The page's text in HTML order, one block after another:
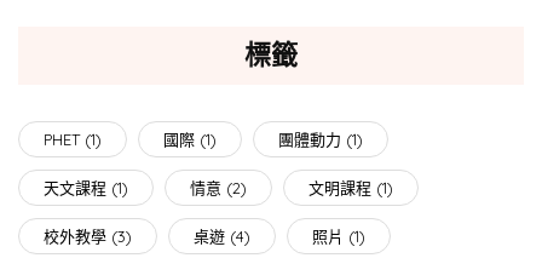
標籤
PHET(1) 國際 (1) 團體動力 (1)
天文課程 (1) 情意 (2) 文明課程 (1)
校外教學 (3) 桌遊 (4) 照片 (1)